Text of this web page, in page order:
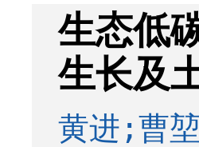
生态低
生长及
黄进;曹